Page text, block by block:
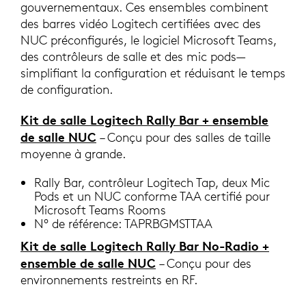
gouvernementaux. Ces ensembles combinent
des barres vidéo Logitech certifiées avec des
NUC préconfigurés, le logiciel Microsoft Teams,
des contrôleurs de salle et des mic pods—
simplifiant la configuration et réduisant le temps
de configuration.
Kit de salle Logitech Rally Bar + ensemble
de salle NUC – Conçu pour des salles de taille
moyenne à grande.
Rally Bar, contrôleur Logitech Tap, deux Mic
Pods et un NUC conforme TAA certifié pour
Microsoft Teams Rooms
N° de référence: TAPRBGMSTTAA
Kit de salle Logitech Rally Bar No-Radio +
ensemble de salle NUC – Conçu pour des
environnements restreints en RF.